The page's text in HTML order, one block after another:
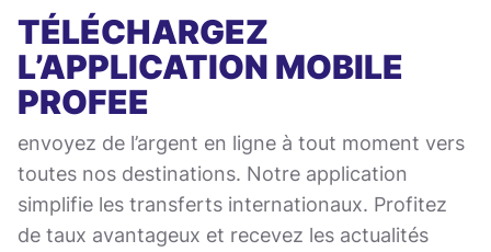
TÉLÉCHARGEZ
L’APPLICATION MOBILE
PROFEE
envoyez de l’argent en ligne à tout moment vers
toutes nos destinations. Notre application
simplifie les transferts internationaux. Profitez
de taux avantageux et recevez les actualités